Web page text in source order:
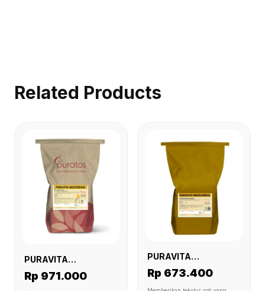
Related Products
PURAVITA
MULTIGRAIN 50 (10
KG)
Rp 971.000
PURAVITA
WHOLEMEAL (10 KG)
Rp 673.400